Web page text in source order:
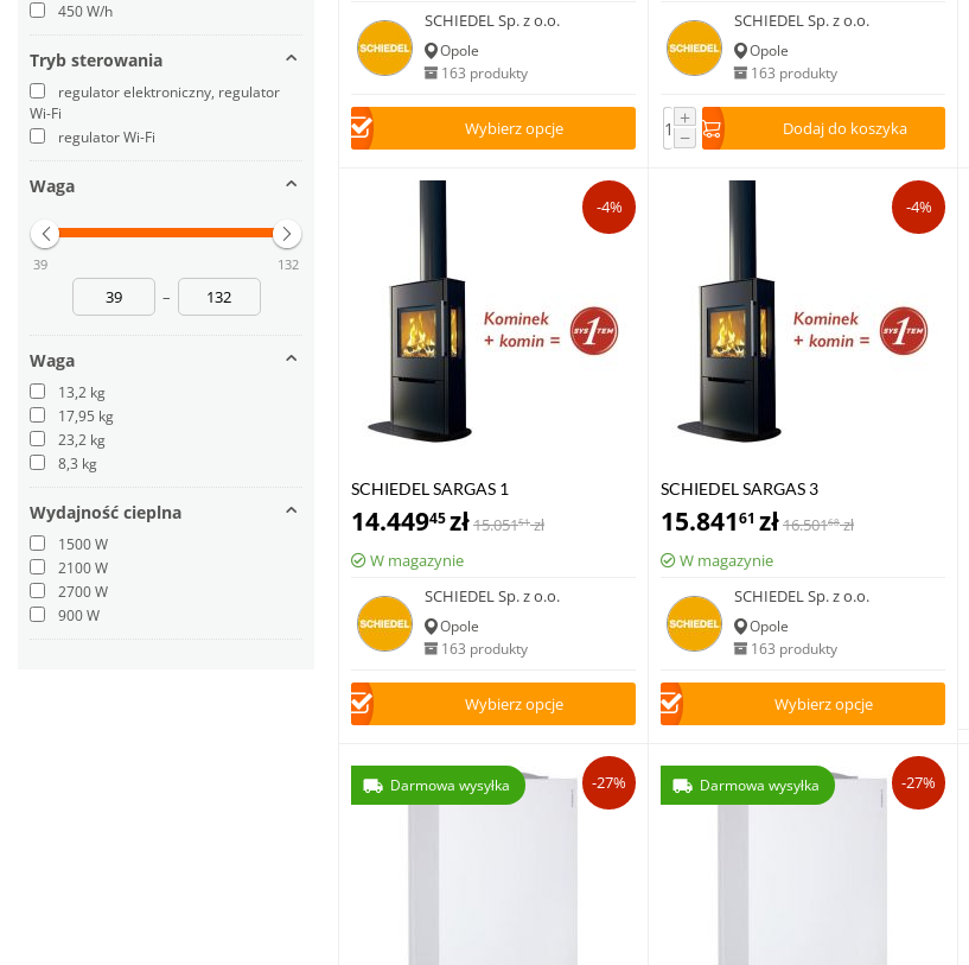
450 W/h
Tryb sterowania
regulator elektroniczny, regulator
Wi-Fi
regulator Wi-Fi
Waga
39 132
–
Waga
13,2 kg
17,95 kg
23,2 kg
8,3 kg
Wydajność cieplna
1500 W
2100 W
2700 W
900 W
SCHIEDEL Sp. z o.o.
Opole
163 produkty
Wybierz opcje
SCHIEDEL Sp. z o.o.
Opole
163 produkty
+
− Dodaj do koszyka
-4%
SCHIEDEL SARGAS 1
14.44945zł15.05151 zł
W magazynie
SCHIEDEL Sp. z o.o.
Opole
163 produkty
Wybierz opcje
-4%
SCHIEDEL SARGAS 3
15.84161 zł16.50168 zł
W magazynie
SCHIEDEL Sp. z o.o.
Opole
163 produkty
Wybierz opcje
Darmowa wysyłka -27% Darmowa wysyłka -27%